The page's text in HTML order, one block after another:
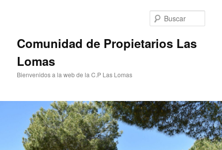
Comunidad de Propietarios Las
Lomas
Bienvenidos a la web de la C.P Las Lomas